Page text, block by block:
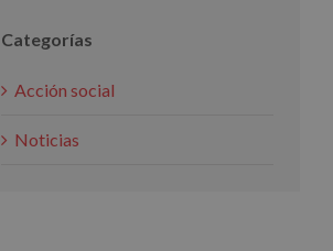
Categorías
Acción social
Noticias